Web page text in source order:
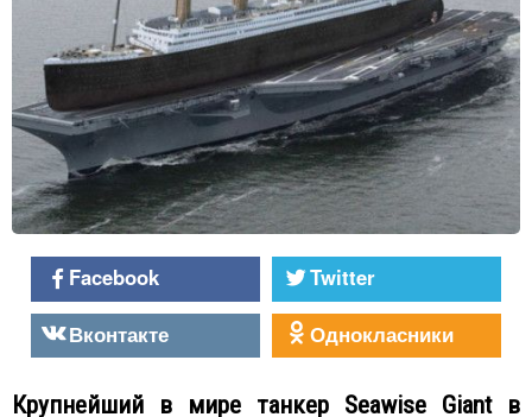
Facebook
Twitter
Вконтакте
Однокласники
Крупнейший в мире танкер Seawise Giant в